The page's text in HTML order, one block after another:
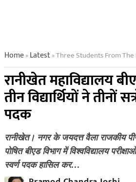
Home»Latest»Three Students From The B Ed
रानीखेत महाविद्यालय
तीन विद्यार्थियों ने तीनों
पदक
रानीखेत। नगर के जयदत्त वैला राजकीय
पोषित बीएड विभाग में विश्वविद्यालय
स्वर्ण पदक हासिल कर…